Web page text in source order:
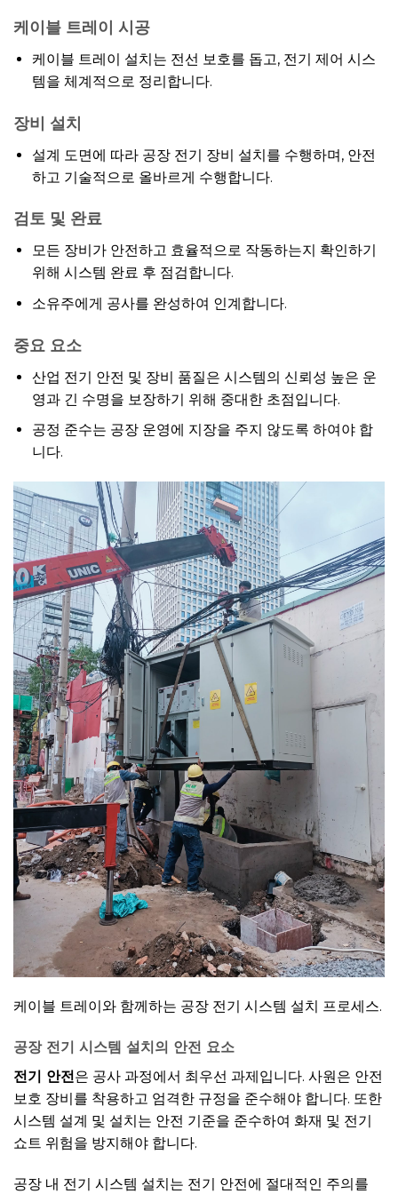
케이블 트레이 시공
케이블 트레이 설치는 전선 보호를 돕고, 전기 제어 시스
템을 체계적으로 정리합니다.
장비 설치
설계 도면에 따라 공장 전기 장비 설치를 수행하며, 안전
하고 기술적으로 올바르게 수행합니다.
검토 및 완료
모든 장비가 안전하고 효율적으로 작동하는지 확인하기
위해 시스템 완료 후 점검합니다.
소유주에게 공사를 완성하여 인계합니다.
중요 요소
산업 전기 안전 및 장비 품질은 시스템의 신뢰성 높은 운
영과 긴 수명을 보장하기 위해 중대한 초점입니다.
공정 준수는 공장 운영에 지장을 주지 않도록 하여야 합
니다.
케이블 트레이와 함께하는 공장 전기 시스템 설치 프로세스.
공장 전기 시스템 설치의 안전 요소
전기 안전은 공사 과정에서 최우선 과제입니다. 사원은 안전
보호 장비를 착용하고 엄격한 규정을 준수해야 합니다. 또한
시스템 설계 및 설치는 안전 기준을 준수하여 화재 및 전기
쇼트 위험을 방지해야 합니다.
공장 내 전기 시스템 설치는 전기 안전에 절대적인 주의를